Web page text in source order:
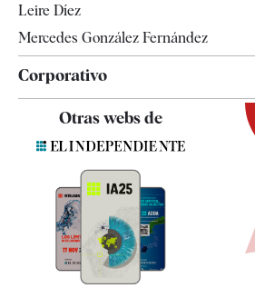
Leire Díez
Mercedes González Fernández
Corporativo
Contacto
Quiénes somos
Especificaciones
Otras webs de